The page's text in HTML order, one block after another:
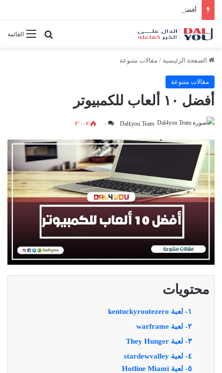
أفضل النصائح لإدارة الوقت بفعالية
القائمةبحث عن
الصفحة الرئيسية / مقالات متنوعة
مقالات متنوعة
أفضل ١٠ ألعاب للكمبيوتر
Dal٤you Team ٠ ٢٬٠٠٢
محتويات
١- لعبة kentuckyroutezero
٢- لعبة warframe
٣- لعبة They Hunger
٤- لعبة stardewvalley
٥- لعبة Hotline Miami